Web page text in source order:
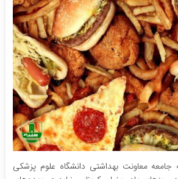
جامعه معاونت بهداشتی دانشگاه علوم پزشکی